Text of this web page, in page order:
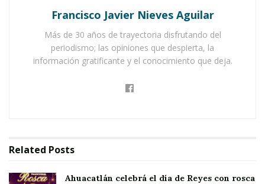
extraña o sobrenatural.
Notas Relacionadas
Ahuacatlán celebrá el día de Reyes con rosca y
ocho años “pero hasta la fecha yo considero que
seguimos muy unidos porque cada vez que
Francisco Javier Nieves Aguilar
Más de 30 años de trayectoria disfrutando del
periodismo; las opiniones que despierta, la
información gratificante y el conocimiento que deja.
Related Posts
Ahuacatlán celebrá el día de Reyes con rosca